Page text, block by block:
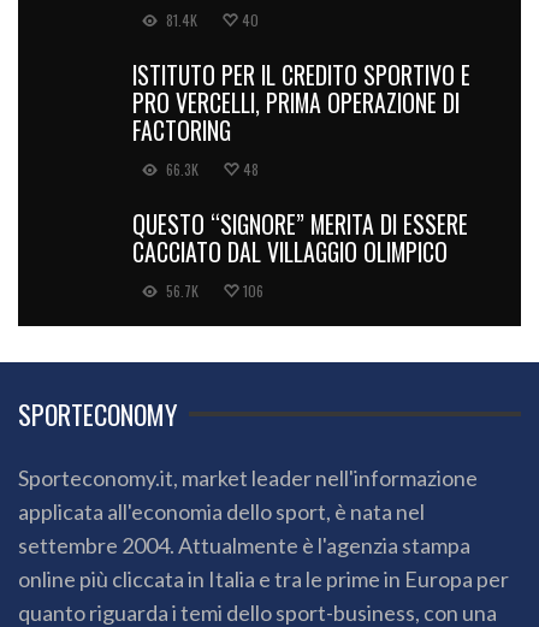
81.4K 40
ISTITUTO PER IL CREDITO SPORTIVO E
PRO VERCELLI, PRIMA OPERAZIONE DI
FACTORING
66.3K 48
QUESTO “SIGNORE” MERITA DI ESSERE
CACCIATO DAL VILLAGGIO OLIMPICO
56.7K 106
SPORTECONOMY
Sporteconomy.it, market leader nell'informazione
applicata all'economia dello sport, è nata nel
settembre 2004. Attualmente è l'agenzia stampa
online più cliccata in Italia e tra le prime in Europa per
quanto riguarda i temi dello sport-business, con una